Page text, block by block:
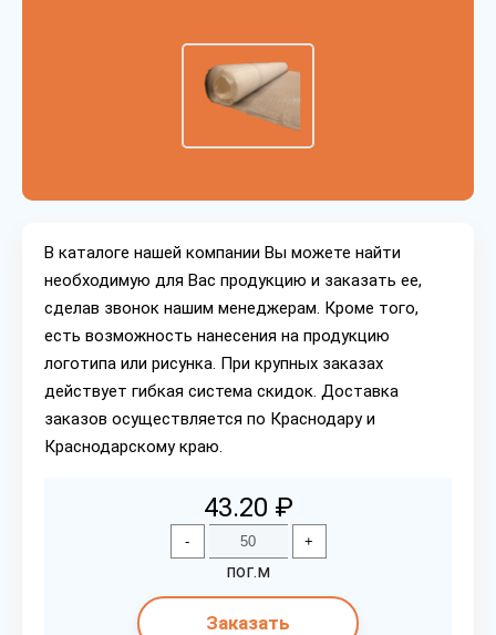
В каталоге нашей компании Вы можете найти
необходимую для Вас продукцию и заказать ее,
сделав звонок нашим менеджерам. Кроме того,
есть возможность нанесения на продукцию
логотипа или рисунка. При крупных заказах
действует гибкая система скидок. Доставка
заказов осуществляется по Краснодару и
Краснодарскому краю.
43.20 ₽
- +
пог.м
Заказать